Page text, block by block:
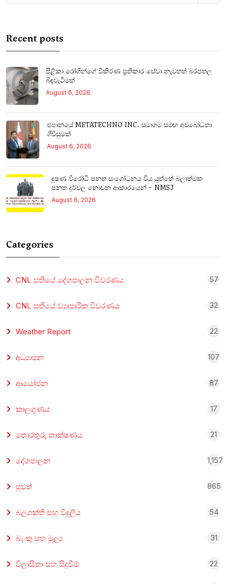
Recent posts
පිළිකා රෝගීන්ගේ විකිරණ ප්‍රතිකාර සේවා නැවතත් බරපතල
බිඳවැටීමක්
August 6, 2026
ජපානයේ METATECHNO INC. සමාගම සමඟ අවබෝධතා
ගිවිසුමක්
August 6, 2026
දූෂණ විරෝධී පනත සංශෝධනය විය යුත්තේ බලාත්මක
පනත දුර්වල නොවන ආකාරයෙන් – NMSJ
August 6, 2026
Categories
CNL සතියේ දේශපාලන විවරණය 57
CNL සතියේ ව්‍යාපාරික විවරණය 32
Weather Report 22
අධ්‍යාපන 107
ආයෝජන 87
කාලගුණය 17
තොරතුරු තාක්ෂණය 21
දේශපාලන 1,157
පුවත් 865
බලශක්ති සහ විදුලිය 54
බැංකු සහ මූල්‍ය 31
විලාසිතා සහ සිදුවීම් 22